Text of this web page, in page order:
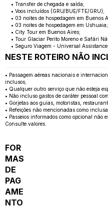
• Transfer de chegada e saída;
• Voos incluídos (GRU/BUE/FTE/GRU);
• 03 noites de hospedagem em Buenos
• 03 noites de hospedagem em Ushuaia;
• City Tour em Buenos Aires;
• Tour Glaciar Perito Moreno e Safári
• Seguro Viagem - Universal
NESTE ROTEIRO NÃO
• Passagem aéreas nacionais e
inclusos;
• Qualquer outro serviço que não esteja
• Não incluso gastos de caráter pessoal
• Gorjetas aos guias, motoristas,
• Refeições não mencionadas como
• Passeios informados como opcional não
Consulte valores.
FOR
MAS
DE
PAG
AME
NTO